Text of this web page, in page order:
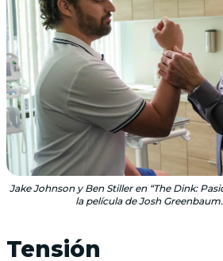
Jake Johnson y Ben Stiller en “The Dink:
la película de Josh
Tensión